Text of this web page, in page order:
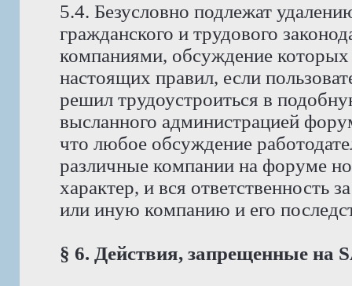
5.4. Безусловно подлежат
гражданского и трудового
компаниями, обсуждение
настоящих правил, если
решил трудоустроиться в
высланного администрацией
что любое обсуждение
различные компании на форуме
характер, и вся ответственность
или иную компанию и его
§ 6. Действия, запрещенные на